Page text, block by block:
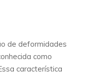
de deformidades
como
característica